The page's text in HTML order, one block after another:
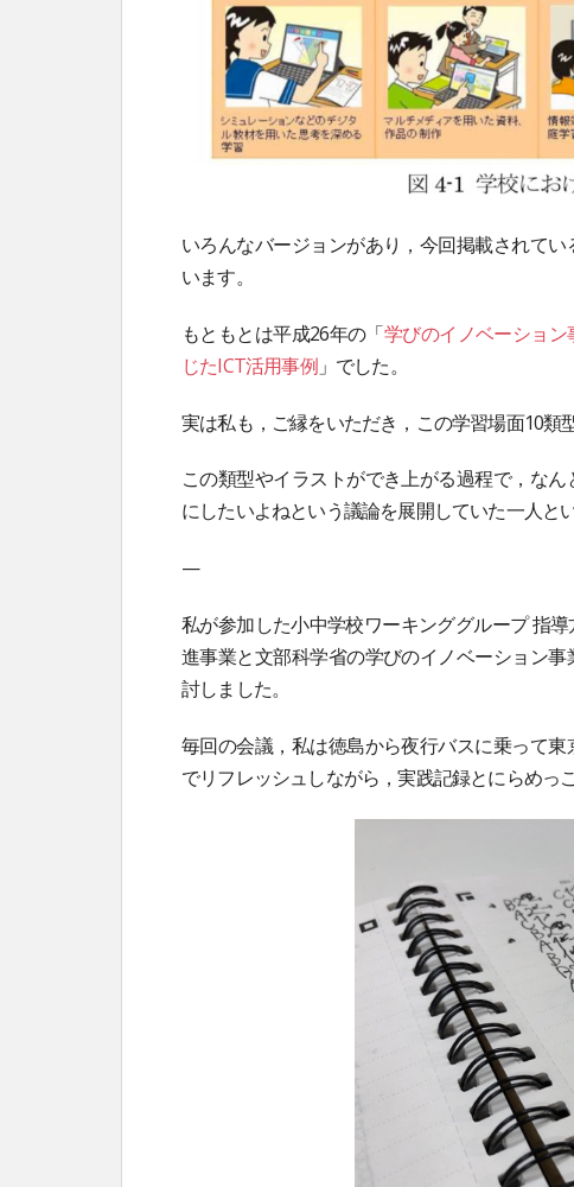
いろんなバージョンがあり，今回掲載されて
います。
もともとは平成26年の「学びのイノベーション
じたICT活用事例」でした。
実は私も，ご縁をいただき，この学習場面10類
この類型やイラストができ上がる過程で，な
にしたいよねという議論を展開していた一人と
—
私が参加した小中学校ワーキンググループ 指
進事業と文部科学省の学びのイノベーション
討しました。
毎回の会議，私は徳島から夜行バスに乗って
でリフレッシュしながら，実践記録とにらめっ